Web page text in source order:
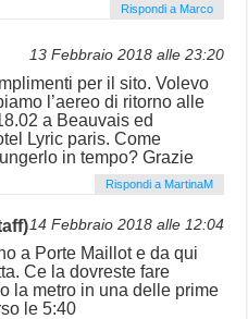
Rispondi a Marco
13 Febbraio 2018 alle 23:20
per il sito. Volevo
l’aereo di ritorno alle
a Beauvais ed
Lyric paris. Come
in tempo? Grazie
Rispondi a MartinaM
14 Febbraio 2018 alle 12:04
a Porte Maillot e da qui
Ce la dovreste fare
la metro in una delle prime
le 5:40